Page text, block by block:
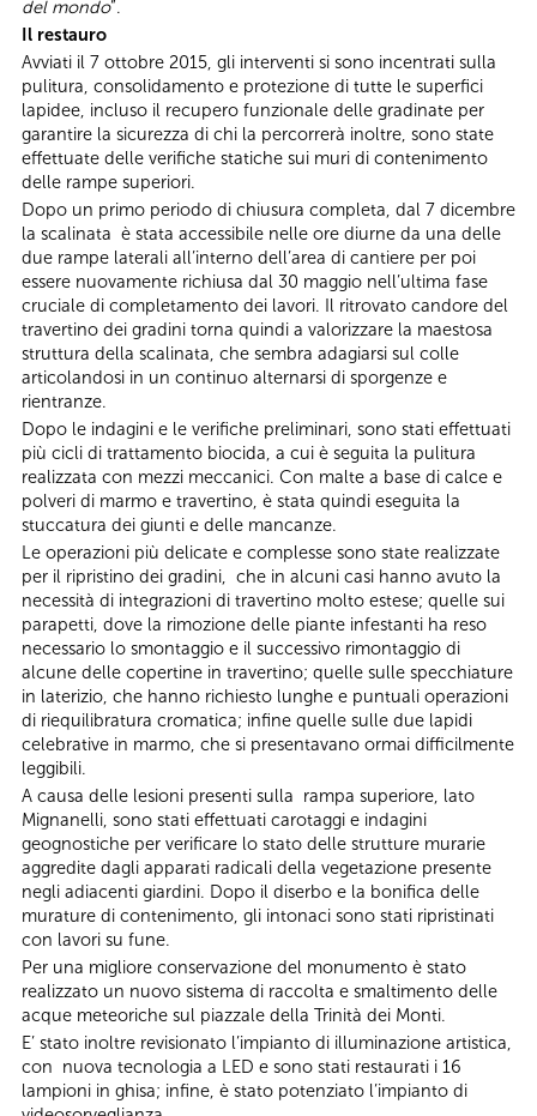
del mondo”.
Il restauro
Avviati il 7 ottobre 2015, gli interventi si sono incentrati sulla
pulitura, consolidamento e protezione di tutte le superfici
lapidee, incluso il recupero funzionale delle gradinate per
garantire la sicurezza di chi la percorrerà inoltre, sono state
effettuate delle verifiche statiche sui muri di contenimento
delle rampe superiori.
Dopo un primo periodo di chiusura completa, dal 7 dicembre
la scalinata è stata accessibile nelle ore diurne da una delle
due rampe laterali all’interno dell’area di cantiere per poi
essere nuovamente richiusa dal 30 maggio nell’ultima fase
cruciale di completamento dei lavori. Il ritrovato candore del
travertino dei gradini torna quindi a valorizzare la maestosa
struttura della scalinata, che sembra adagiarsi sul colle
articolandosi in un continuo alternarsi di sporgenze e
rientranze.
Dopo le indagini e le verifiche preliminari, sono stati effettuati
più cicli di trattamento biocida, a cui è seguita la pulitura
realizzata con mezzi meccanici. Con malte a base di calce e
polveri di marmo e travertino, è stata quindi eseguita la
stuccatura dei giunti e delle mancanze.
Le operazioni più delicate e complesse sono state realizzate
per il ripristino dei gradini, che in alcuni casi hanno avuto la
necessità di integrazioni di travertino molto estese; quelle sui
parapetti, dove la rimozione delle piante infestanti ha reso
necessario lo smontaggio e il successivo rimontaggio di
alcune delle copertine in travertino; quelle sulle specchiature
in laterizio, che hanno richiesto lunghe e puntuali operazioni
di riequilibratura cromatica; infine quelle sulle due lapidi
celebrative in marmo, che si presentavano ormai difficilmente
leggibili.
A causa delle lesioni presenti sulla rampa superiore, lato
Mignanelli, sono stati effettuati carotaggi e indagini
geognostiche per verificare lo stato delle strutture murarie
aggredite dagli apparati radicali della vegetazione presente
negli adiacenti giardini. Dopo il diserbo e la bonifica delle
murature di contenimento, gli intonaci sono stati ripristinati
con lavori su fune.
Per una migliore conservazione del monumento è stato
realizzato un nuovo sistema di raccolta e smaltimento delle
acque meteoriche sul piazzale della Trinità dei Monti.
E’ stato inoltre revisionato l’impianto di illuminazione artistica,
con nuova tecnologia a LED e sono stati restaurati i 16
lampioni in ghisa; infine, è stato potenziato l’impianto di